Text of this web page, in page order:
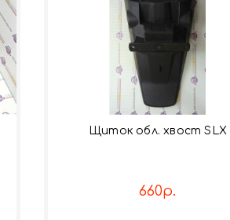
Щиток обл. хвост SLX
660р.